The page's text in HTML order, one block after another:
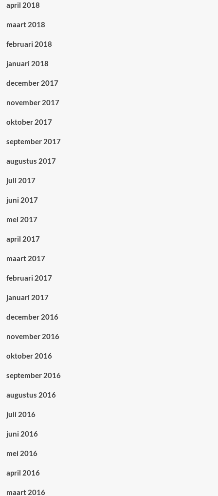
april 2018
maart 2018
februari 2018
januari 2018
december 2017
november 2017
oktober 2017
september 2017
augustus 2017
juli 2017
juni 2017
mei 2017
april 2017
maart 2017
februari 2017
januari 2017
december 2016
november 2016
oktober 2016
september 2016
augustus 2016
juli 2016
juni 2016
mei 2016
april 2016
maart 2016